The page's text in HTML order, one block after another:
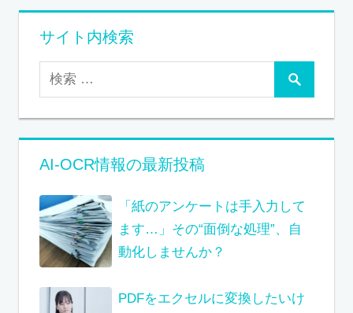
サイト内検索
AI-OCR情報の最新投稿
「紙のアンケートは手入力して
ます…」その“面倒な処理”、自
動化しませんか？
PDFをエクセルに変換したいけ